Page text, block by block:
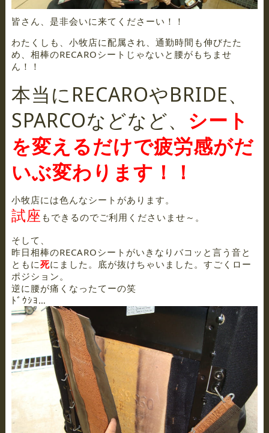
皆さん、是非会いに来てくださーい！！
わたくしも、小牧店に配属され、通勤時間も伸びたた
め、相棒のRECAROシートじゃないと腰がもちませ
ん！！
本当にRECAROやBRIDE、
SPARCOなどなど、 シート
を変えるだけで疲労感がだ
いぶ変わります！！
小牧店には色んなシートがあります。
試座 もできるのでご利用くださいませ～。
そして、
昨日相棒のRECAROシートがいきなりバコッと言う音と
ともに死にました。底が抜けちゃいました。すごくロー
ポジション。
逆に腰が痛くなったてーの笑
ﾄﾞｳｼﾖ…